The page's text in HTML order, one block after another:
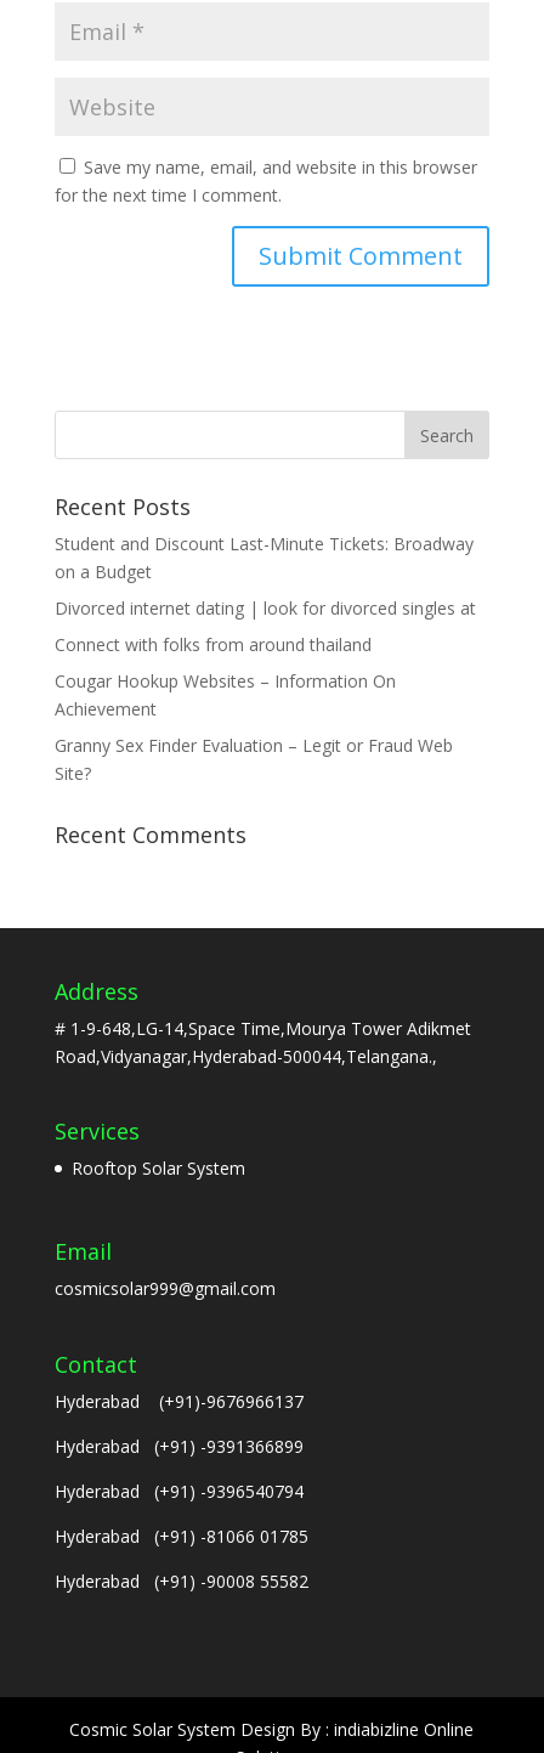
Save my name, email, and website in this browser
for the next time I comment.
Recent Posts
Student and Discount Last-Minute Tickets: Broadway
on a Budget
Divorced internet dating | look for divorced singles at
Connect with folks from around thailand
Cougar Hookup Websites – Information On
Achievement
Granny Sex Finder Evaluation – Legit or Fraud Web
Site?
Recent Comments
Address
# 1-9-648,LG-14,Space Time,Mourya Tower Adikmet
Road,Vidyanagar,Hyderabad-500044,Telangana.,
Services
Rooftop Solar System
Email
cosmicsolar999@gmail.com
Contact
Hyderabad (+91)-9676966137
Hyderabad (+91) -9391366899
Hyderabad (+91) -9396540794
Hyderabad (+91) -81066 01785
Hyderabad (+91) -90008 55582
Cosmic Solar System Design By : indiabizline Online